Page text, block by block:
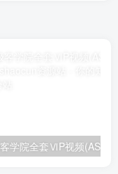
14.51M
13.82M
学院全套ⅥP视频(AS版)